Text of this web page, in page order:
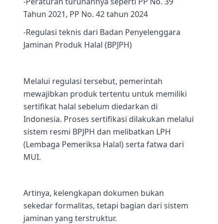
Tahun 2021, PP No. 42 tahun 2024
-Regulasi teknis dari Badan Penyelenggara
Jaminan Produk Halal (BPJPH)
Melalui regulasi tersebut, pemerintah
mewajibkan produk tertentu untuk memiliki
sertifikat halal sebelum diedarkan di
Indonesia. Proses sertifikasi dilakukan melalui
sistem resmi BPJPH dan melibatkan LPH
(Lembaga Pemeriksa Halal) serta fatwa dari
MUI.
Artinya, kelengkapan dokumen bukan
sekedar formalitas, tetapi bagian dari sistem
jaminan yang terstruktur.